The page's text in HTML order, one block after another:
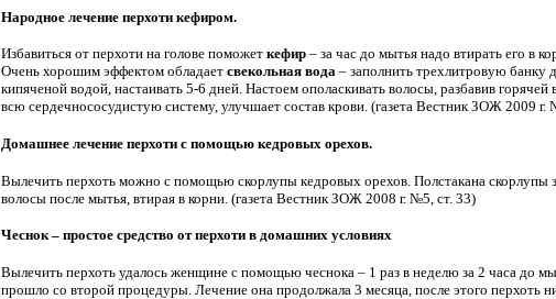
Народное лечение перхоти кефиром.
Избавиться от перхоти на голове поможет кефир – за час до мытья надо втирать его в
Очень хорошим эффектом обладает свекольная вода – заполнить трехлитровую банку
кипяченой водой, настаивать 5-6 дней. Настоем ополаскивать волосы, разбавив
всю сердечнососудистую систему, улучшает состав крови. (газета Вестник ЗОЖ 2009 г.
Домашнее лечение перхоти с помощью кедровых орехов.
Вылечить перхоть можно с помощью скорлупы кедровых орехов. Полстакана скорлупы
волосы после мытья, втирая в корни. (газета Вестник ЗОЖ 2008 г. №5, ст. 33)
Чеснок – простое средство от перхоти в домашних условиях
Вылечить перхоть удалось женщине с помощью чеснока – 1 раз в неделю за 2 часа до
прошло со второй процедуры. Лечение она продолжала 3 месяца, после этого перхоть